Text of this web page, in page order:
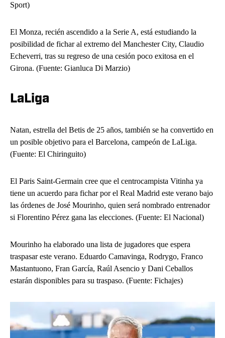
Sport)
El Monza, recién ascendido a la Serie A, está estudiando la
posibilidad de fichar al extremo del Manchester City, Claudio
Echeverri, tras su regreso de una cesión poco exitosa en el
Girona. (Fuente: Gianluca Di Marzio)
LaLiga
Natan, estrella del Betis de 25 años, también se ha convertido en
un posible objetivo para el Barcelona, ​​campeón de LaLiga.
(Fuente: El Chiringuito)
El Paris Saint-Germain cree que el centrocampista Vitinha ya
tiene un acuerdo para fichar por el Real Madrid este verano bajo
las órdenes de José Mourinho, quien será nombrado entrenador
si Florentino Pérez gana las elecciones. (Fuente: El Nacional)
Mourinho ha elaborado una lista de jugadores que espera
traspasar este verano. Eduardo Camavinga, Rodrygo, Franco
Mastantuono, Fran García, Raúl Asencio y Dani Ceballos
estarán disponibles para su traspaso. (Fuente: Fichajes)